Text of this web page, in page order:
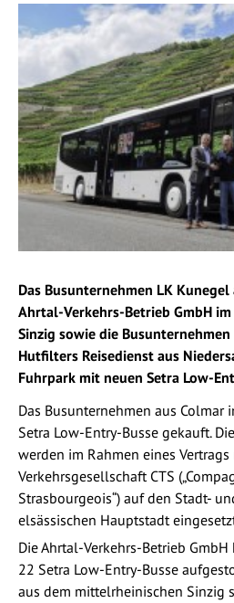
Das Busunternehmen LK Kunegel
Ahrtal-Verkehrs-Betrieb GmbH
Sinzig sowie die
Hutfilters Reisedienst aus
Fuhrpark mit neuen Setra Low-
Das Busunternehmen aus Colmar
Setra Low-Entry-Busse gekauft.
werden im Rahmen eines
Verkehrsgesellschaft CTS
Strasbourgeois“) auf den Stadt-
elsässischen Hauptstadt
Die Ahrtal-Verkehrs-Betrieb
22 Setra Low-Entry-Busse
aus dem mittelrheinischen Sinzig